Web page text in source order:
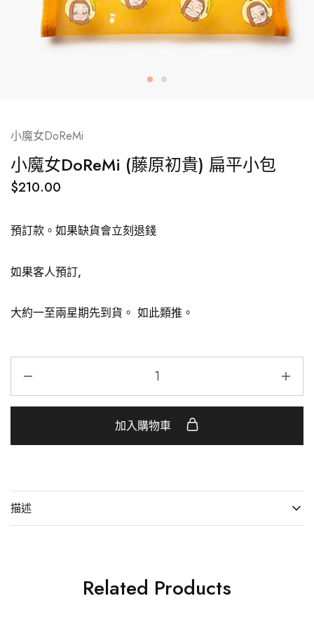
小魔女DoReMi
小魔女DoReMi (藤原初貴) 扁平小包
$210.00
預訂款。如果缺貨會立刻退錢
如果客人預訂,
大約一至兩星期先到貨。 如此類推。
加入購物車
描述
Related Products